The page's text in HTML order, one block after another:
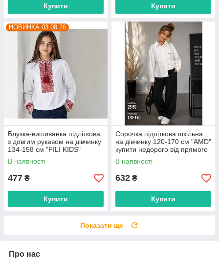
Купити Купити
НОВИНКА 03.08.26
Блузка-вишиванка підліткова
з довгим рукавом на дівчинку
134-158 см "FILI KIDS"
недорого від прямого
постачальника
В наявності
477 ₴
Купити
Сорочка підліткова шкільна
на дівчинку 120-170 см "AMD"
купити недорого від прямого
постачальника
В наявності
632 ₴
Купити
Показати ще
Про нас